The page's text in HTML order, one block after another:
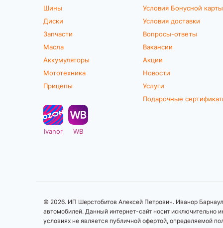
Шины
Диски
Запчасти
Масла
Аккумуляторы
Мототехника
Прицепы
Ivanor WB
Условия Бонусной карты
Условия доставки
Вопросы-ответы
Вакансии
Акции
Новости
Услуги
Подарочные
© 2026. ИП Шерстобитов Алексей Петрович. Иванор
автомобилей. Данный интернет-сайт носит исключительно
условиях не является публичной офертой, определяемой